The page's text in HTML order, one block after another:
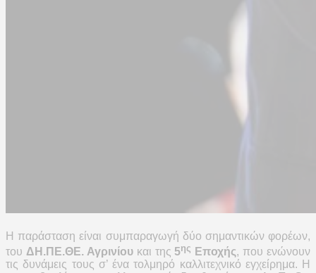
Η παράσταση είναι συμπαραγωγή δύο σημαντικών φορέων,
του ΔΗ.ΠΕ.ΘΕ. Αγρινίουκαι της 5ης Εποχής, που ενώνουν
τις δυνάμεις τους σ’ ένα τολμηρό καλλιτεχνικό εγχείρημα. Η